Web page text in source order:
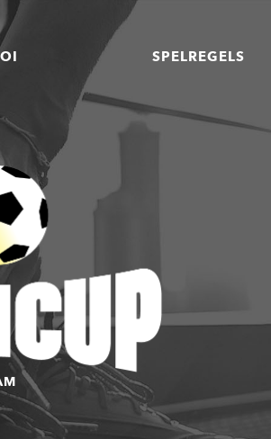
SPELREGELS